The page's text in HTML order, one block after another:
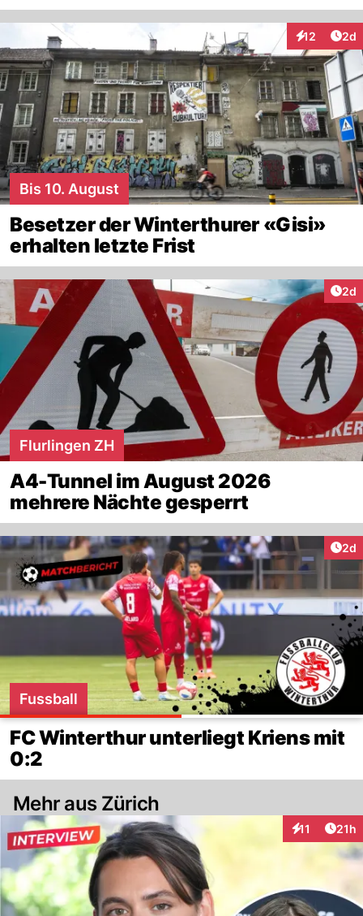
12
Interaktionen
2d
Bis 10. August
Besetzer der Winterthurer «Gisi»
erhalten letzte Frist
2d
Flurlingen ZH
A4-Tunnel im August 2026
mehrere Nächte gesperrt
2d
Fussball
FC Winterthur unterliegt Kriens mit
0:2
Mehr aus Zürich
11
Interaktionen
21h